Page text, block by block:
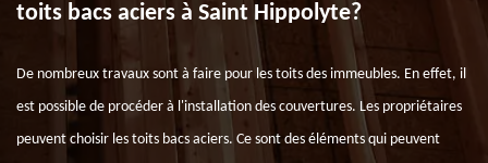
toits bacs aciers à Saint Hippolyte?
De nombreux travaux sont à faire pour les toits des immeubles. En effet, il
est possible de procéder à l'installation des couvertures. Les propriétaires
peuvent choisir les toits bacs aciers. Ce sont des éléments qui peuvent